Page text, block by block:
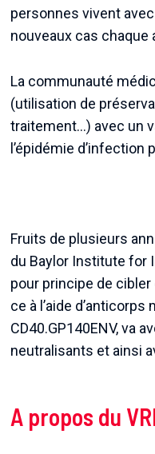
personnes vivent
nouveaux cas chaque
La communauté
(utilisation de
traitement…) avec un
l’épidémie d’infection
Fruits de plusieurs
du Baylor Institute for
pour principe de
ce à l’aide
CD40.GP140ENV, va
neutralisants et ainsi
A propos du